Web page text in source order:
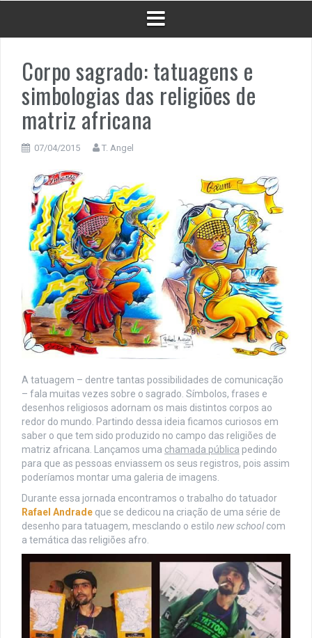
Corpo sagrado: tatuagens e
simbologias das religiões de
matriz africana
07/04/2015 T. Angel
A tatuagem – dentre tantas possibilidades de comunicação
– fala muitas vezes sobre o sagrado. Símbolos, frases e
desenhos religiosos adornam os mais distintos corpos ao
redor do mundo. Partindo dessa ideia ficamos curiosos em
saber o que tem sido produzido no campo das religiões de
matriz africana. Lançamos uma chamada pública pedindo
para que as pessoas enviassem os seus registros, pois assim
poderíamos montar uma galeria de imagens.
Durante essa jornada encontramos o trabalho do tatuador
Rafael Andrade que se dedicou na criação de uma série de
desenho para tatuagem, mesclando o estilo new schoolcom
a temática das religiões afro.